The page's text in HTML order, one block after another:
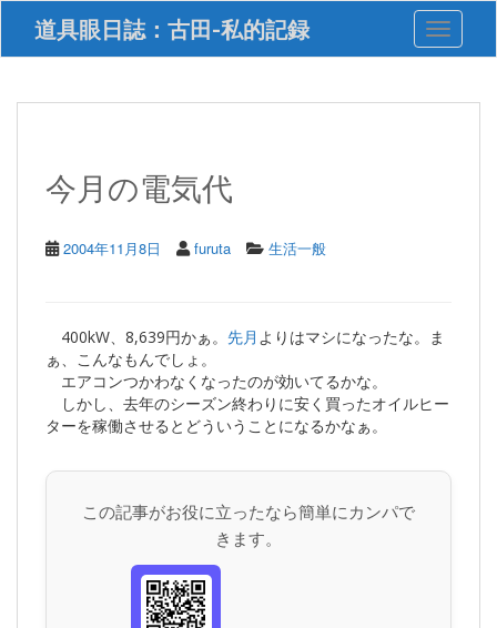
i
道具眼日誌：古田-私的記録 Toggle
今月の電気代
2004年11月8日 furuta 生活一般
400kW、8,639円かぁ。 先月 よりはマシになったな。ま
ぁ、こんなもんでしょ。
エアコンつかわなくなったのが効いてるかな。
しかし、去年のシーズン終わりに安く買ったオイルヒー
ターを稼働させるとどういうことになるかなぁ。
この記事がお役に立ったなら簡単にカンパで
きます。